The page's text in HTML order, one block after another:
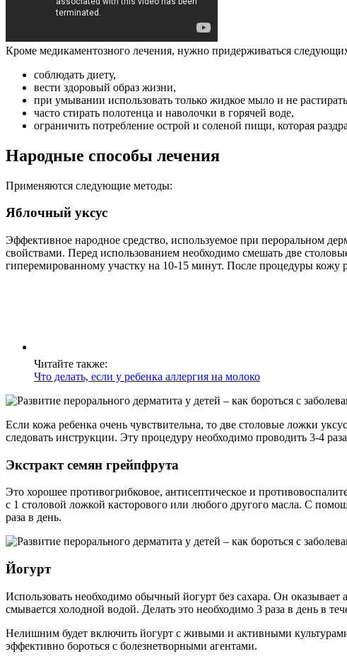
Кроме медикаментозного лечения, нужно придерживаться
соблюдать диету,
вести здоровый образ жизни,
при умывании использовать только жидкое мыло и не
часто стирать полотенца и наволочки в горячей воде,
ограничить потребление острой и соленой пищи, которая
Народные способы лечения
Применяются следующие методы:
Яблочный уксус
Эффективное народное средство, используемое при пероральном
свойствами. Перед использованием необходимо смешать две
гиперемированному участку на 10-15 минут. После процедуры кожу
Читайте также:
Что делать, если у ребенка аллергия на молоко
Если кожа ребенка очень чувствительна, то две столовые ложки
следовать инструкции. Эту процедуру необходимо проводить 3-4
Экстракт семян грейпфрута
Это хорошее противогрибковое, антисептическое и
с 1 столовой ложкой касторового или любого другого масла. С
раза в день.
Йогурт
Использовать необходимо обычный йогурт без сахара. Он
смывается холодной водой. Делать это необходимо 3 раза в день в
Нелишним будет включить йогурт с живыми и активными
эффективно бороться с болезнетворными агентами.